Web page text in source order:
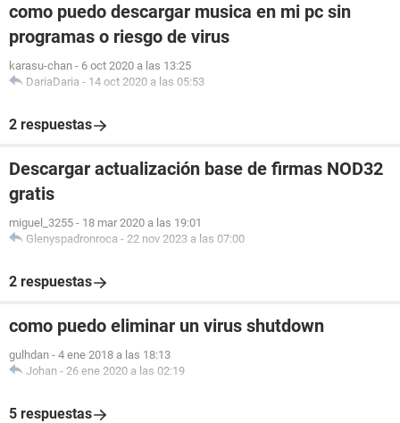
como puedo descargar musica en mi pc sin
programas o riesgo de virus
karasu-chan - 6 oct 2020 a las 13:25
DariaDaria - 14 oct 2020 a las 05:53
2 respuestas
Descargar actualización base de firmas NOD32
gratis
miguel_3255 - 18 mar 2020 a las 19:01
Glenyspadronroca - 22 nov 2023 a las 07:00
2 respuestas
como puedo eliminar un virus shutdown
gulhdan - 4 ene 2018 a las 18:13
Johan - 26 ene 2020 a las 02:19
5 respuestas